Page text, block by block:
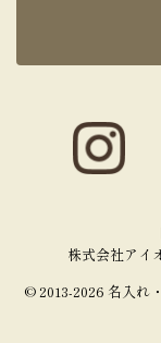
株式会社アイ
© 2013-2026 名入れ